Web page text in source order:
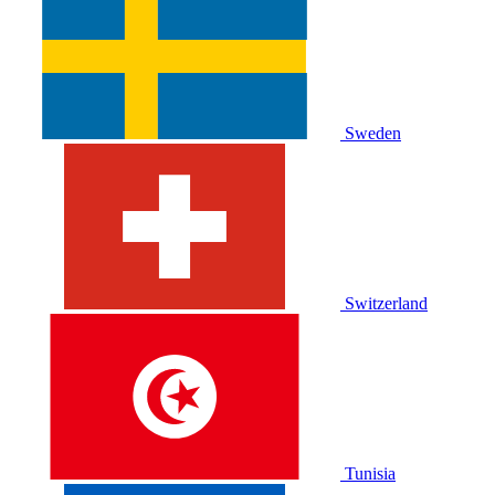
Sweden
Switzerland
Tunisia